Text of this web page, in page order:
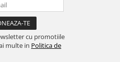
cu promotiile
multe in Politica de